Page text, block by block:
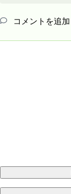
コメントを追加